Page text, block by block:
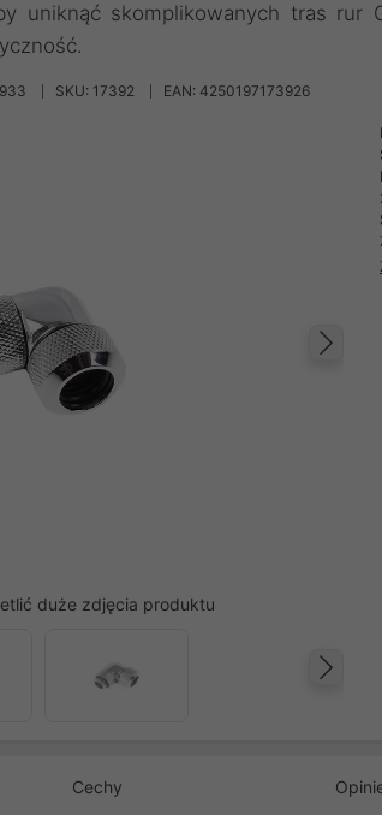
uniknąć skomplikowanych tras rur
SKU: 17392 EAN: 4250197173926
duże zdjęcia produktu
Cechy